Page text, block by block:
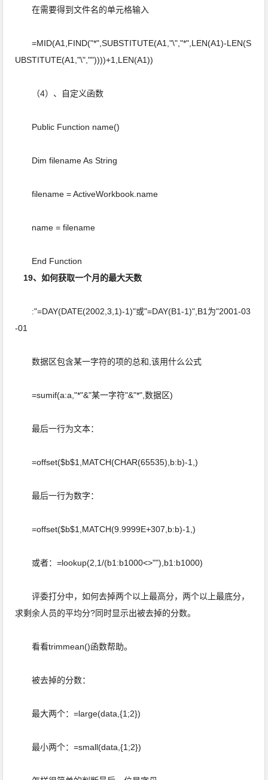
在需要得到文件名的单元格输入
=MID(A1,FIND("*",SUBSTITUTE(A1,"\","*",LEN(A1)-LEN(S
UBSTITUTE(A1,"\",""))))+1,LEN(A1))
（4）、自定义函数
Public Function name()
Dim filename As String
filename = ActiveWorkbook.name
name = filename
End Function
19、如何获取一个月的最大天数
:"=DAY(DATE(2002,3,1)-1)"或"=DAY(B1-1)",B1为"2001-03
-01
数据区包含某一字符的项的总和,该用什么公式
=sumif(a:a,"*"&"某一字符"&"*",数据区)
最后一行为文本：
=offset($b$1,MATCH(CHAR(65535),b:b)-1,)
最后一行为数字：
=offset($b$1,MATCH(9.9999E+307,b:b)-1,)
或者：=lookup(2,1/(b1:b1000<>""),b1:b1000)
评委打分中，如何去掉两个以上最高分，两个以上最底分，
求剩余人员的平均分?同时显示出被去掉的分数。
看看trimmean()函数帮助。
被去掉的分数：
最大两个：=large(data,{1;2})
最小两个：=small(data,{1;2})